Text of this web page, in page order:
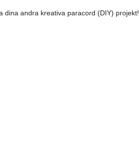
dina andra kreativa paracord (DIY) projekt!